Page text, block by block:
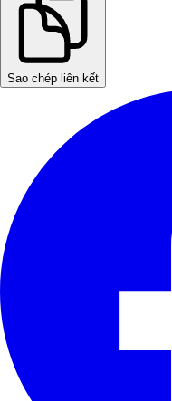
Sao chép liên kết